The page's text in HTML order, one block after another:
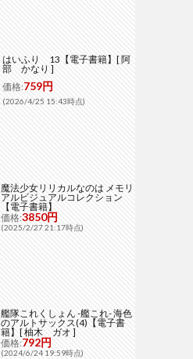
はいふり 13【電子書籍】[ 阿
部 かなり ]
価格:759円
(2026/4/25 15:43時点)
魔法少女リリカルなのは メモリ
アルビジュアルコレクション
【電子書籍】
価格:3850円
(2025/2/27 21:17時点)
艦隊これくしょん -艦これ- 海色
のアルトサックス(4)【電子書
籍】[ 柚木 ガオ ]
価格:792円
(2024/6/24 19:59時点)